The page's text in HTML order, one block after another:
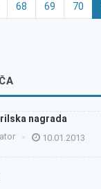
68 69 70
nagrada
10.01.2013